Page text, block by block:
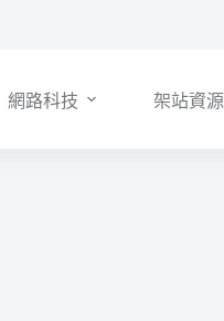
網路科技 架站資源